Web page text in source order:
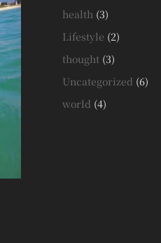
health (3)
Lifestyle (2)
thought (3)
Uncategorized (6)
world (4)